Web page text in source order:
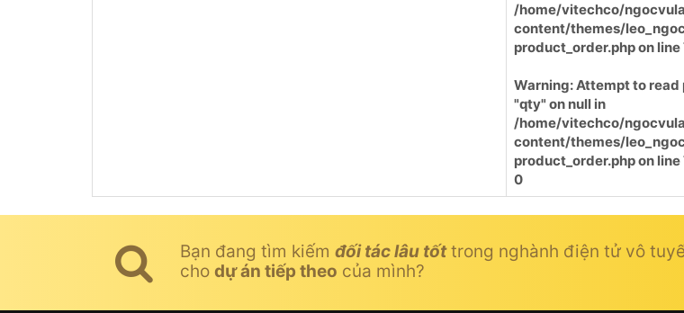
/home/vitechco/
content/themes/
product_order.phpon line
Warning: Attempt to
"qty" on null in
/home/vitechco/
content/themes/
product_order.phpon line
0
Bạn đang tìm kiếm đối tác lâu tốttrong nghành điện tử vô
cho dự án tiếp theo của mình?